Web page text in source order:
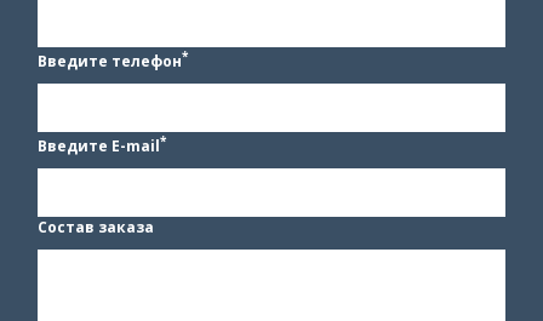
Введите телефон*
Введите E-mail*
Состав заказа